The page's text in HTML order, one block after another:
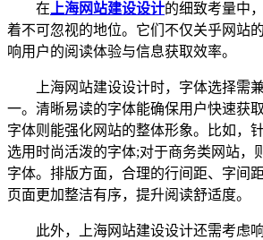
在上海网站建设设计的细致考量中
着不可忽视的地位。它们不仅关乎网站
响用户的阅读体验与信息获取效率。
上海网站建设设计时，字体选择需兼
一。清晰易读的字体能确保用户快速获
字体则能强化网站的整体形象。比如，
选用时尚活泼的字体;对于商务类网站，
字体。排版方面，合理的行间距、字间
页面更加整洁有序，提升阅读舒适度。
此外，上海网站建设设计还需考虑响